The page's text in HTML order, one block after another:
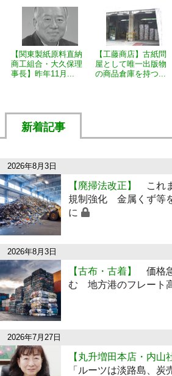
【関東製紙原料直納
商工組合・大久保理
事長】昨年11月...
【工藤商店】古紙問
屋として唯一出版物
の商品倉庫を持つ...
新着記事
2026年8月3日
【廃掃法改正】
これ
規制強化 金属くず等
に
2026年8月3日
【古布・古着】
価格
む 地方港のフレート
2026年7月27日
【丸升増田本店・内山
「ルーツは淡路島、炭